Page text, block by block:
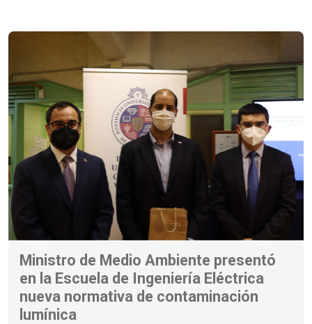
Ministro de Medio Ambiente presentó
en la Escuela de Ingeniería Eléctrica
nueva normativa de contaminación
lumínica